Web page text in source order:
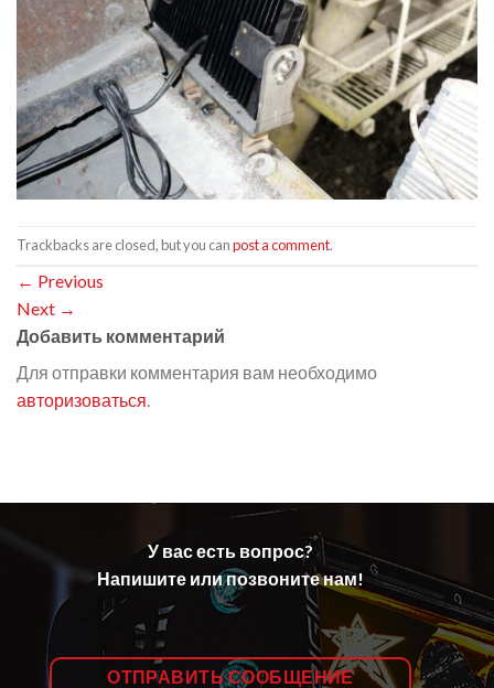
Trackbacks are closed, but you canpost a comment.
← Previous
Next →
Добавить комментарий
Для отправки комментария вам необходимо
авторизоваться.
У вас есть вопрос?
Напишите или позвоните нам!
ОТПРАВИТЬ СООБЩЕНИЕ